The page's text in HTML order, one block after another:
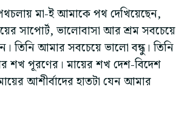
মা-ই আমাকে পথ দেখিয়েছেন,
সাপোর্ট, ভালোবাসা আর শ্রম সবচেয়ে
তিনি আমার সবচেয়ে ভালো বন্ধু। তিনি
শখ পূরণের। মায়ের শখ দেশ-বিদেশ
আশীর্বাদের হাতটা যেন আমার